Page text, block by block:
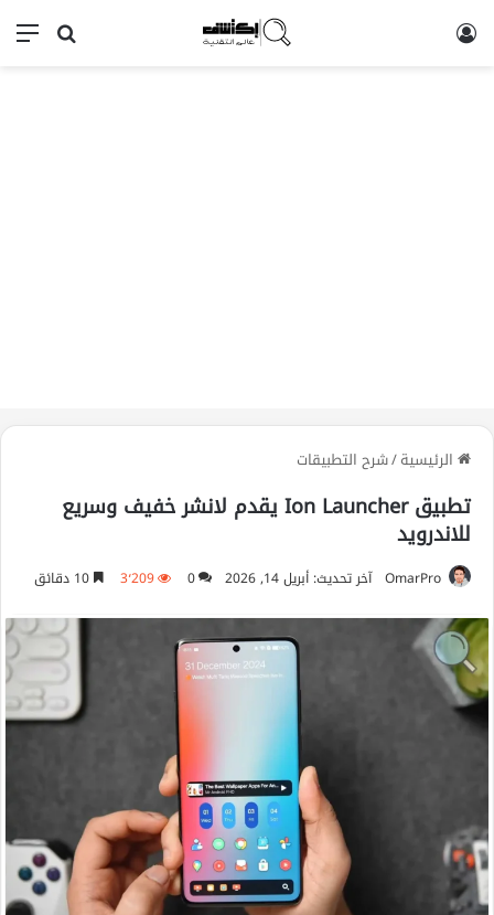
بحث عن
الرئيسية/شرح التطبيقات
تطبيق Ion Launcher يقدم لانشر خفيف وسريع
للاندرويد
OmarPro آخر تحديث: أبريل 14, 2026 0 3٬209